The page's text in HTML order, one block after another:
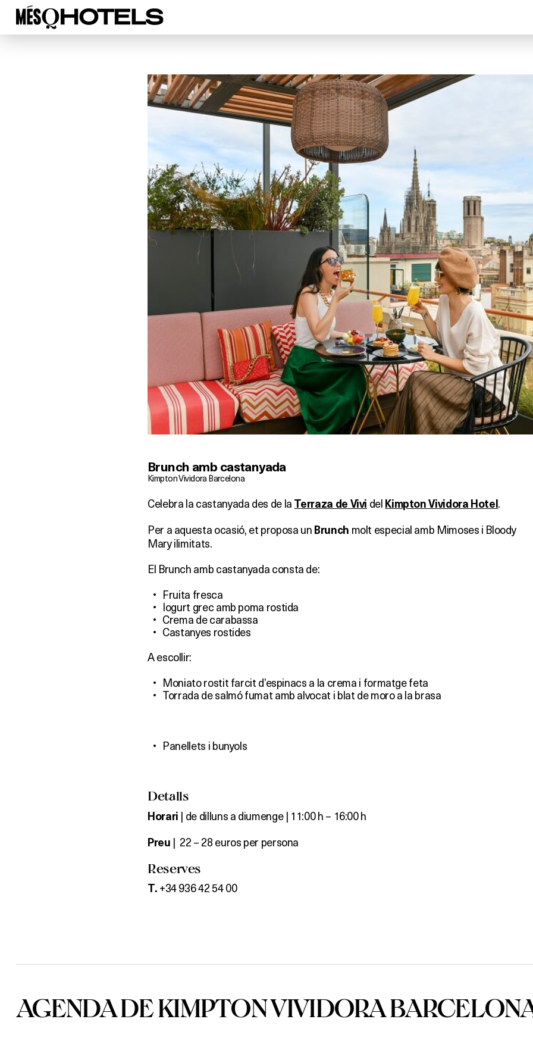
Brunch amb castanyada
Kimpton Vividora Barcelona
Celebra la castanyada des de la Terraza de Vivi del Kimpton Vividora Hotel .
Per a aquesta ocasió, et proposa un Brunch molt especial amb Mimoses i Bloody
Mary ilimitats.
El Brunch amb castanyada consta de:
Fruita fresca
Iogurt grec amb poma rostida
Crema de carabassa
Castanyes rostides
A escollir:
Moniato rostit farcit d’espinacs a la crema i formatge feta
Torrada de salmó fumat amb alvocat i blat de moro a la brasa
Panellets i bunyols
Detalls
Horari | de dilluns a diumenge | 11:00 h – 16:00 h
Preu | 22 – 28 euros per persona
Reserves
T. +34 936 42 54 00
AGENDA DE KIMPTON VIVIDORA